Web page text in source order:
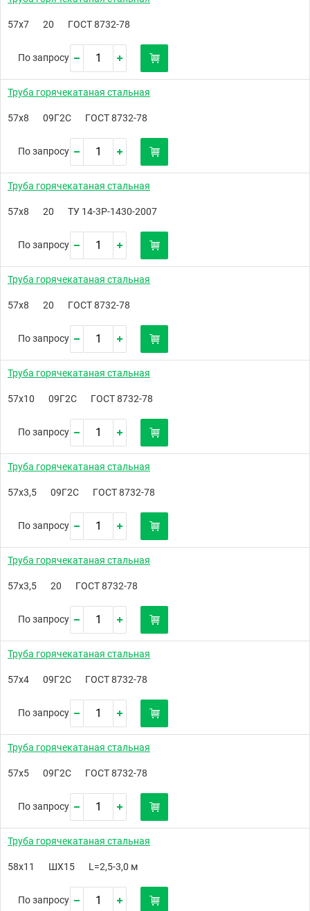
57х7 20 ГОСТ 8732-78
По запросу
Труба горячекатаная стальная
57х8 09Г2С ГОСТ 8732-78
По запросу
Труба горячекатаная стальная
57х8 20 ТУ 14-3Р-1430-2007
По запросу
Труба горячекатаная стальная
57х8 20 ГОСТ 8732-78
По запросу
Труба горячекатаная стальная
57х10 09Г2С ГОСТ 8732-78
По запросу
Труба горячекатаная стальная
57х3,5 09Г2С ГОСТ 8732-78
По запросу
Труба горячекатаная стальная
57х3,5 20 ГОСТ 8732-78
По запросу
Труба горячекатаная стальная
57х4 09Г2С ГОСТ 8732-78
По запросу
Труба горячекатаная стальная
57х5 09Г2С ГОСТ 8732-78
По запросу
Труба горячекатаная стальная
58х11 ШХ15 L=2,5-3,0 м
По запросу